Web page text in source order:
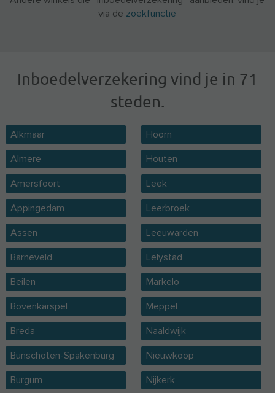
via de zoekfunctie
Inboedelverzekering vind je in 71
steden.
Alkmaar
Almere
Amersfoort
Appingedam
Assen
Barneveld
Beilen
Bovenkarspel
Breda
Bunschoten-Spakenburg
Burgum
Hoorn
Houten
Leek
Leerbroek
Leeuwarden
Lelystad
Markelo
Meppel
Naaldwijk
Nieuwkoop
Nijkerk